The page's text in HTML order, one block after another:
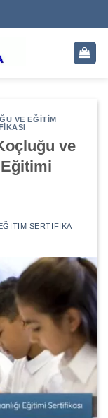
VE EĞITIM
ve
Eğitimi
SERTIFIKA